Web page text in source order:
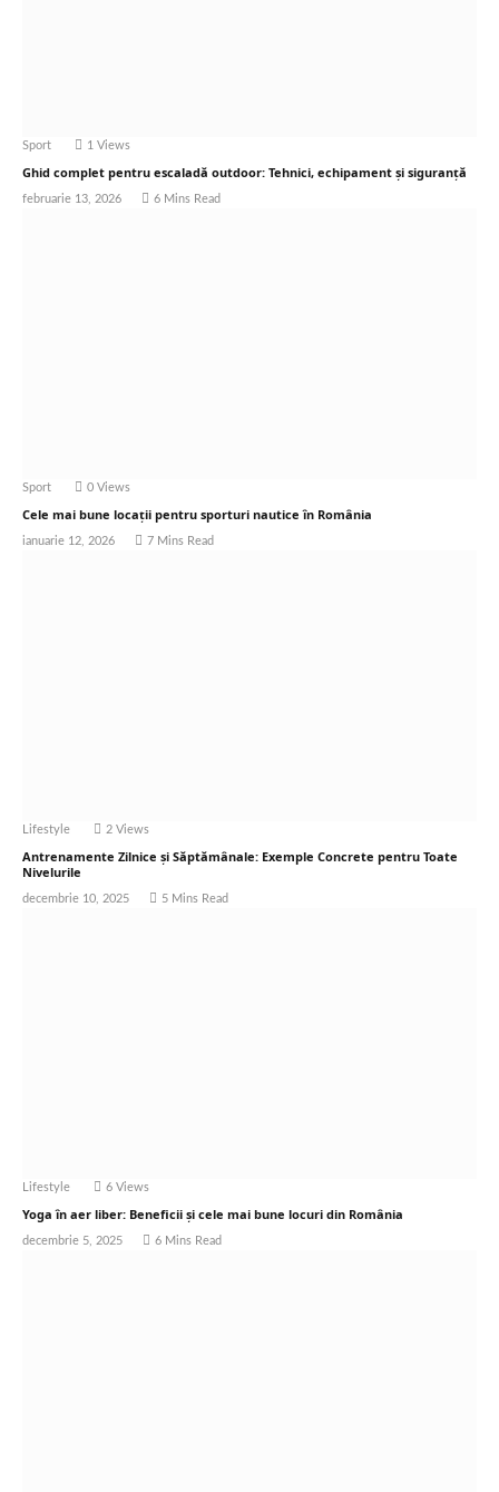
Sport 1 Views
Ghid complet pentru escaladă outdoor: Tehnici, echipament și siguranță
februarie 13, 2026 6 Mins Read
Sport 0 Views
Cele mai bune locații pentru sporturi nautice în România
ianuarie 12, 2026 7 Mins Read
Lifestyle 2 Views
Antrenamente Zilnice și Săptămânale: Exemple Concrete pentru Toate
Nivelurile
decembrie 10, 2025 5 Mins Read
Lifestyle 6 Views
Yoga în aer liber: Beneficii și cele mai bune locuri din România
decembrie 5, 2025 6 Mins Read